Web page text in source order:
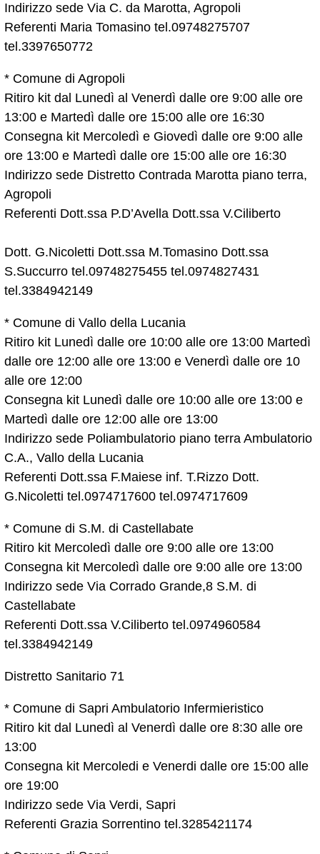
Indirizzo sede Via C. da Marotta, Agropoli
Referenti Maria Tomasino tel.09748275707
tel.3397650772
* Comune di Agropoli
Ritiro kit dal Lunedì al Venerdì dalle ore 9:00 alle ore
13:00 e Martedì dalle ore 15:00 alle ore 16:30
Consegna kit Mercoledì e Giovedì dalle ore 9:00 alle
ore 13:00 e Martedì dalle ore 15:00 alle ore 16:30
Indirizzo sede Distretto Contrada Marotta piano terra,
Agropoli
Referenti Dott.ssa P.D’Avella Dott.ssa V.Ciliberto
Dott. G.Nicoletti Dott.ssa M.Tomasino Dott.ssa
S.Succurro tel.09748275455 tel.0974827431
tel.3384942149
* Comune di Vallo della Lucania
Ritiro kit Lunedì dalle ore 10:00 alle ore 13:00 Martedì
dalle ore 12:00 alle ore 13:00 e Venerdì dalle ore 10
alle ore 12:00
Consegna kit Lunedì dalle ore 10:00 alle ore 13:00 e
Martedì dalle ore 12:00 alle ore 13:00
Indirizzo sede Poliambulatorio piano terra Ambulatorio
C.A., Vallo della Lucania
Referenti Dott.ssa F.Maiese inf. T.Rizzo Dott.
G.Nicoletti tel.0974717600 tel.0974717609
* Comune di S.M. di Castellabate
Ritiro kit Mercoledì dalle ore 9:00 alle ore 13:00
Consegna kit Mercoledì dalle ore 9:00 alle ore 13:00
Indirizzo sede Via Corrado Grande,8 S.M. di
Castellabate
Referenti Dott.ssa V.Ciliberto tel.0974960584
tel.3384942149
Distretto Sanitario 71
* Comune di Sapri Ambulatorio Infermieristico
Ritiro kit dal Lunedì al Venerdì dalle ore 8:30 alle ore
13:00
Consegna kit Mercoledi e Venerdi dalle ore 15:00 alle
ore 19:00
Indirizzo sede Via Verdi, Sapri
Referenti Grazia Sorrentino tel.3285421174